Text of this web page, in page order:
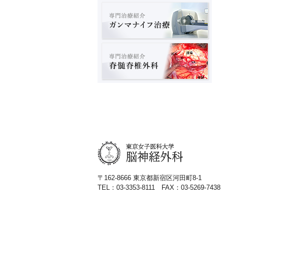
〒162-8666 東京都新宿区河田町8-1
TEL：03-3353-8111 FAX：03-5269-7438